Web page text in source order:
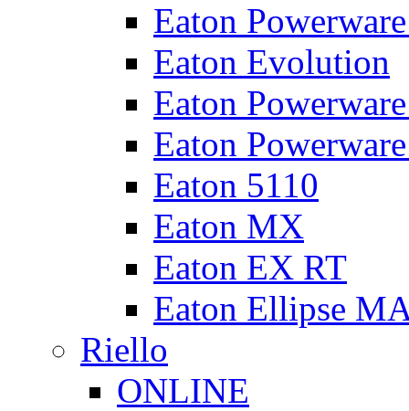
Eaton
Eaton Evolution
Eaton
Eaton
Eaton 5110
Eaton MX
Eaton EX RT
Eaton Ellipse
Riello
ONLINE